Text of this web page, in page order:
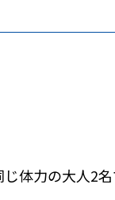
体力の大人2名